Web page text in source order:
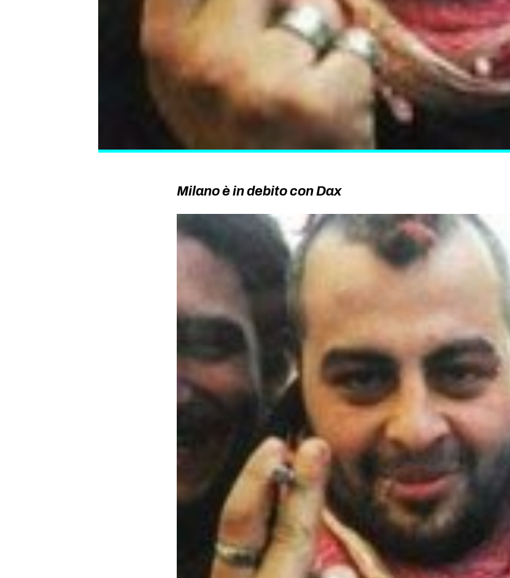
Milano è in debito con Dax